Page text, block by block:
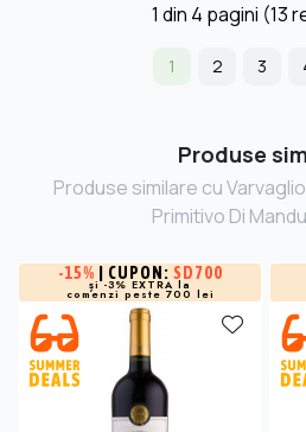
1 din 4 pagini (13
1 2 3
Produse
Produse similare cu
Primitivo Di
-15% | CUPON: SD700
și -3% EXTRA la
comenzi peste 700 lei